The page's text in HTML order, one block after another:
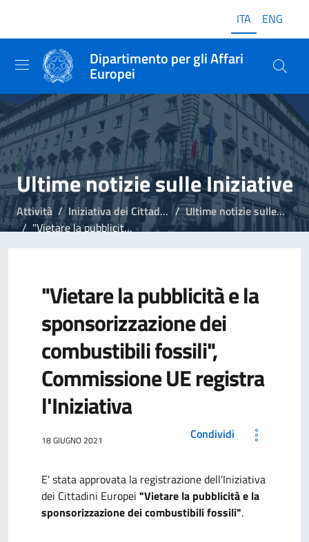
ITA ENG
Dipartimento per gli Affari
Europei
Ultime notizie sulle Iniziative
Attività Iniziativa dei Cittadini Europei
Ultime notizie sulle Iniziative
"Vietare la pubblicità e la sponsorizzazione dei combustibili fossili", Commissione UE registra l'Iniziativa
"Vietare la pubblicità e la
sponsorizzazione dei
combustibili fossili",
Commissione UE registra
l'Iniziativa
18 GIUGNO 2021 Condividi
E' stata approvata la registrazione dell'Iniziativa
dei Cittadini Europei "Vietare la pubblicità e la
sponsorizzazione dei combustibili fossili".